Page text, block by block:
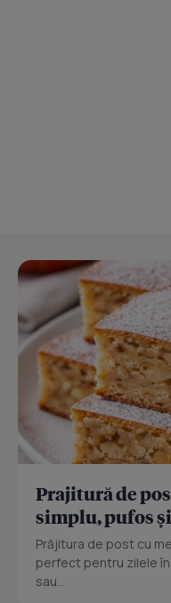
Prajitură de
simplu, pufos
Prăjitura de post cu
perfect pentru zilele
sau...